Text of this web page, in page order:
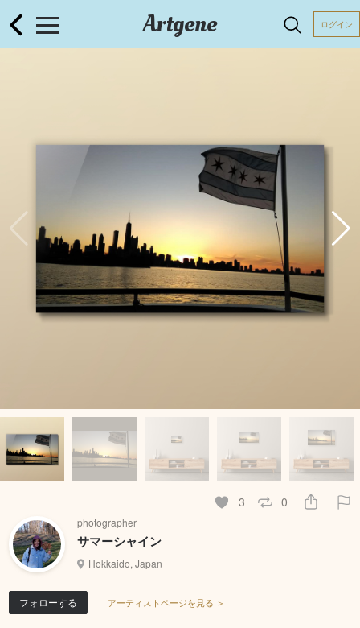
Artgene ログイン
3 0
photographer
サマーシャイン
Hokkaido, Japan
フォローする アーティストページを見る ＞